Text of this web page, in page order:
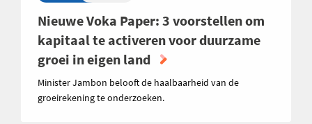
Nieuwe Voka Paper: 3 voorstellen om
kapitaal te activeren voor duurzame
groei in eigen land
Minister Jambon belooft de haalbaarheid van de
groeirekening te onderzoeken.